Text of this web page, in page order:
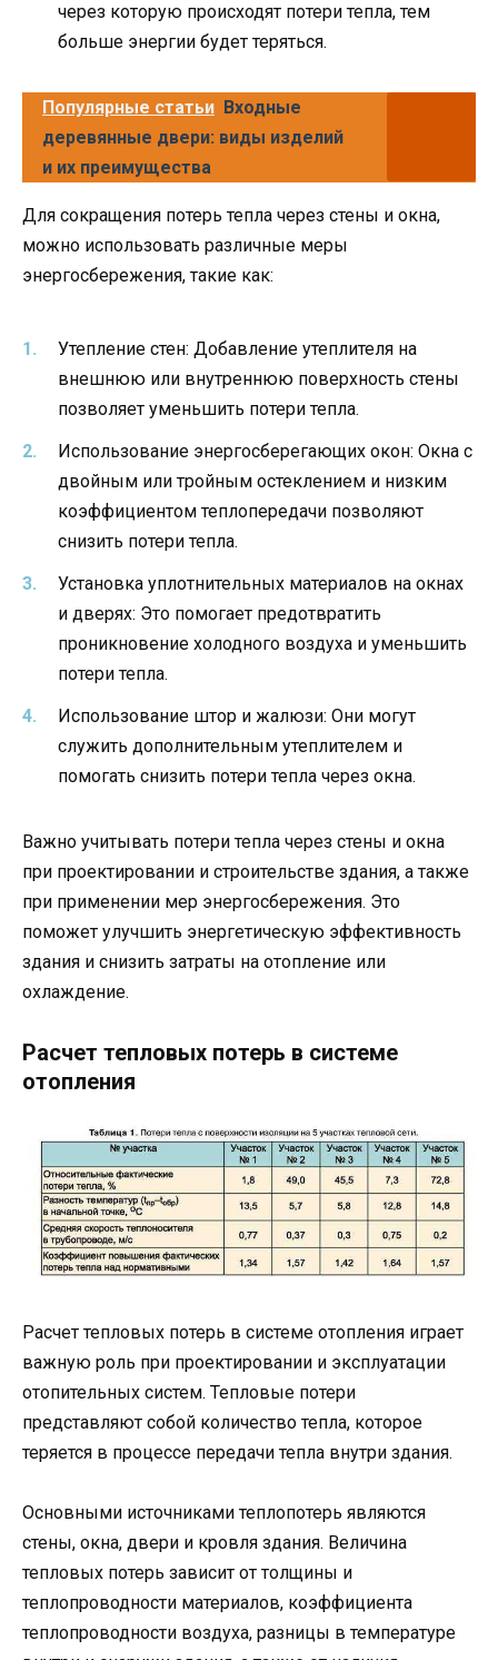
через которую происходят потери тепла, тем
больше энергии будет теряться.
Популярные статьи Входные
деревянные двери: виды изделий
и их преимущества
Для сокращения потерь тепла через стены и окна,
можно использовать различные меры
энергосбережения, такие как:
Утепление стен: Добавление утеплителя на
внешнюю или внутреннюю поверхность стены
позволяет уменьшить потери тепла.
Использование энергосберегающих окон: Окна с
двойным или тройным остеклением и низким
коэффициентом теплопередачи позволяют
снизить потери тепла.
Установка уплотнительных материалов на окнах
и дверях: Это помогает предотвратить
проникновение холодного воздуха и уменьшить
потери тепла.
Использование штор и жалюзи: Они могут
служить дополнительным утеплителем и
помогать снизить потери тепла через окна.
Важно учитывать потери тепла через стены и окна
при проектировании и строительстве здания, а также
при применении мер энергосбережения. Это
поможет улучшить энергетическую эффективность
здания и снизить затраты на отопление или
охлаждение.
Расчет тепловых потерь в системе
отопления
Расчет тепловых потерь в системе отопления играет
важную роль при проектировании и эксплуатации
отопительных систем. Тепловые потери
представляют собой количество тепла, которое
теряется в процессе передачи тепла внутри здания.
Основными источниками теплопотерь являются
стены, окна, двери и кровля здания. Величина
тепловых потерь зависит от толщины и
теплопроводности материалов, коэффициента
теплопроводности воздуха, разницы в температуре